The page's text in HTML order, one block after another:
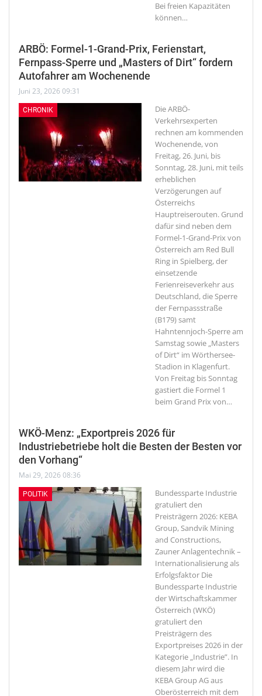
Bei freien Kapazitäten
können…
ARBÖ: Formel-1-Grand-Prix, Ferienstart,
Fernpass-Sperre und „Masters of Dirt“ fordern
Autofahrer am Wochenende
Juni 23, 2026 09:31
CHRONIK
Die ARBÖ-
Verkehrsexperten
rechnen am kommenden
Wochenende, von
Freitag, 26. Juni, bis
Sonntag, 28. Juni, mit teils
erheblichen
Verzögerungen auf
Österreichs
Hauptreiserouten. Grund
dafür sind neben dem
Formel-1-Grand-Prix von
Österreich am Red Bull
Ring in Spielberg, der
einsetzende
Ferienreiseverkehr aus
Deutschland, die Sperre
der Fernpassstraße
(B179) samt
Hahntennjoch-Sperre am
Samstag sowie „Masters
of Dirt“ im Wörthersee-
Stadion in Klagenfurt.
Von Freitag bis Sonntag
gastiert die Formel 1
beim Grand Prix von…
WKÖ-Menz: „Exportpreis 2026 für
Industriebetriebe holt die Besten der Besten vor
den Vorhang“
Mai 29, 2026 08:36
POLITIK
Bundessparte Industrie
gratuliert den
Preisträgern 2026: KEBA
Group, Sandvik Mining
and Constructions,
Zauner Anlagentechnik –
Internationalisierung als
Erfolgsfaktor Die
Bundessparte Industrie
der Wirtschaftskammer
Österreich (WKÖ)
gratuliert den
Preisträgern des
Exportpreises 2026 in der
Kategorie „Industrie”. In
diesem Jahr wird die
KEBA Group AG aus
Oberösterreich mit dem